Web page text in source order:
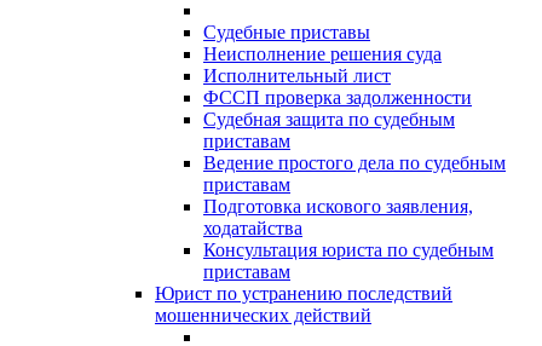
Судебные приставы
Неисполнение решения суда
Исполнительный лист
ФССП проверка задолженности
Судебная защита по судебным
приставам
Ведение простого дела по судебным
приставам
Подготовка искового заявления,
ходатайства
Консультация юриста по судебным
приставам
Юрист по устранению последствий
мошеннических действий